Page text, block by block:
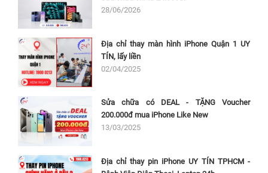
28/06/2026
Địa chỉ thay màn hình iPhone Quận 1 UY
TÍN, lấy liền
02/04/2025
Sửa chữa có DEAL - TẶNG Voucher
200.000đ mua iPhone Like New
13/03/2025
Địa chỉ thay pin iPhone UY TÍN TPHCM -